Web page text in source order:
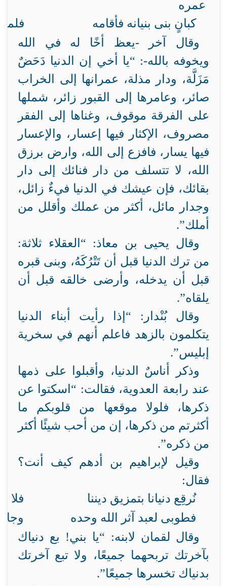
عمره
كبانٍ بنى بنيانه فأقامه
وقال آخر -يعظ أخًا له في الله
ويخوفه بالله-: “يا أخي إن الدنيا دَحَضٌ
مَزَلَّة، ودار مذلة، عمرانها إلى الخراب
صائر، وعامرها إلى القبور زائر، شملها
على الفرقة موقوف، وغناها إلى الفقر
مصروف، الإكثار فيها إعسار، والإعسار
فيها يسار، فافزع إلى الله، وارض برزق
الله، لا تتسلف من دار فنائك إلى دار
بقائك، فإن عيشك في الدنيا فيءٌ زائل،
وجدار مائل، أكثر من عملك وأقلل من
أملك”.
وقال يحيى بن معاذ: “العقلاء ثلاثة:
من ترك الدنيا قبل أن تَتْرُكَهُ، وبنى قبره
قبل أن يدخله، وأرضى خالقه قبل أن
يلقاه”.
وقال بُنْدار: “إذا رأيت أبناء الدنيا
يتكلمون بالزهد فاعلم أنهم في سخرية
إبليس”.
وذكر أناسٌ الدنيا، وأقبلوا على ذمها
عند رابعة العدوية، فقالت: “اسكتوا عن
ذكرها، فلولا موقعها من قلوبكم ما
أكثرتم من ذكرها، إن من أحب شيئًا أكثر
من ذكره”.
وقيل لإبراهيم بن أدهم كيف أنت؟
فقال:
نُرقِع دنيانا بتمزيق ديننا
فلا
فطوبى لعبد آثر الله وحده
وجاد
وقال لقمان لابنه: “يا بني! بع دنياك
بآخرتك تربحهما جميعًا، ولا تبع آخرتك
بدنياك تخسرها جميعًا”.